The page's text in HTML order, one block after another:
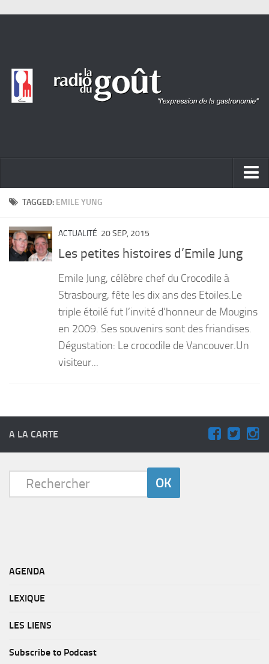
ACTUALITÉ
PORTRAITS
TAGGED: EMILE YUNG
ACTUALITÉ 20 SEP, 2015
Les petites histoires d’Emile Jung
Emile Jung, célèbre chef du Crocodile à
Strasbourg, fête les dix ans des Etoiles.Le
triple étoilé fut l’invité d’honneur de Mougins
en 2009. Ses souvenirs sont des friandises.
Dégustation: Le crocodile de Vancouver.Un
visiteur...
A LA CARTE
AGENDA
LEXIQUE
LES LIENS
Subscribe to Podcast